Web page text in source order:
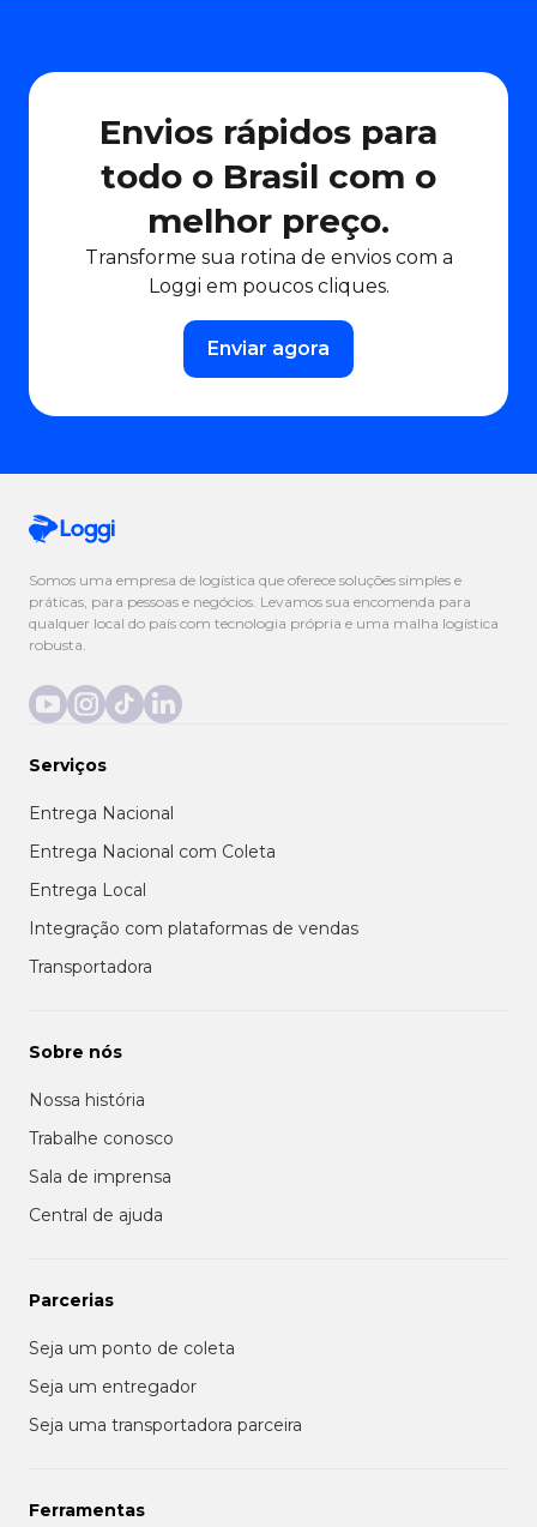
Envios rápidos para
todo o Brasil com o
melhor preço.
Transforme sua rotina de envios com a
Loggi em poucos cliques.
Enviar agora
Somos uma empresa de logística que oferece soluções simples e
práticas, para pessoas e negócios. Levamos sua encomenda para
qualquer local do país com tecnologia própria e uma malha logística
robusta.
Serviços
Entrega Nacional
Entrega Nacional com Coleta
Entrega Local
Integração com plataformas de vendas
Transportadora
Sobre nós
Nossa história
Trabalhe conosco
Sala de imprensa
Central de ajuda
Parcerias
Seja um ponto de coleta
Seja um entregador
Seja uma transportadora parceira
Ferramentas